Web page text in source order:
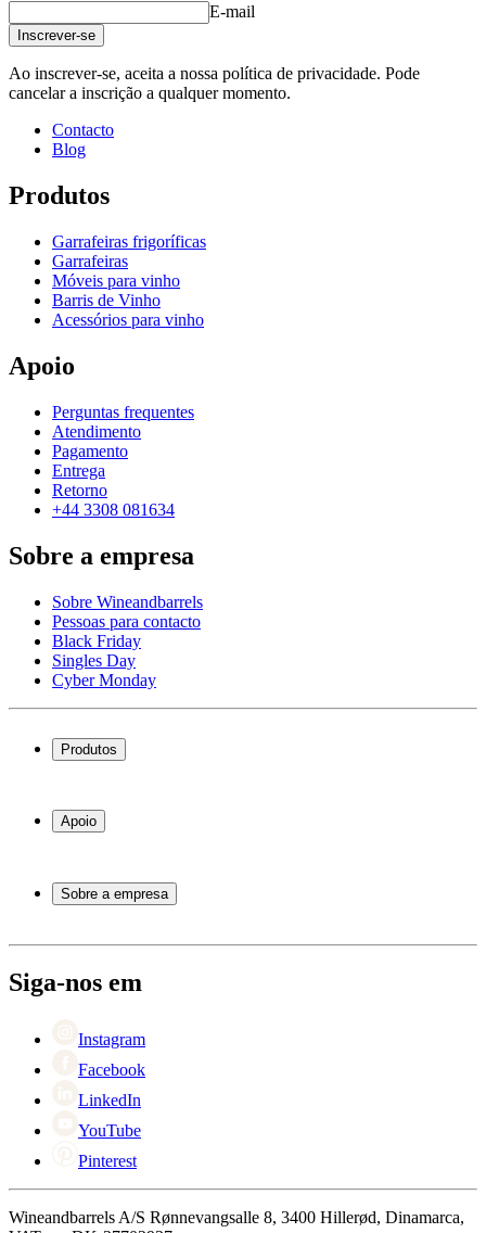
E-mail
Inscrever-se
Ao inscrever-se, aceita a nossa política de privacidade. Pode
cancelar a inscrição a qualquer momento.
Contacto
Blog
Produtos
Garrafeiras frigoríficas
Garrafeiras
Móveis para vinho
Barris de Vinho
Acessórios para vinho
Apoio
Perguntas frequentes
Atendimento
Pagamento
Entrega
Retorno
+44 3308 081634
Sobre a empresa
Sobre Wineandbarrels
Pessoas para contacto
Black Friday
Singles Day
Cyber Monday
Produtos
Garrafeiras
Móveis para vinho
Apoio
Atendimento
Pagamento
Retorno
Sobre a empresa
Black Friday
Singles Day
Siga-nos em
Instagram
Facebook
LinkedIn
YouTube
Pinterest
Wineandbarrels A/S Rønnevangsalle 8, 3400 Hillerød, Dinamarca,